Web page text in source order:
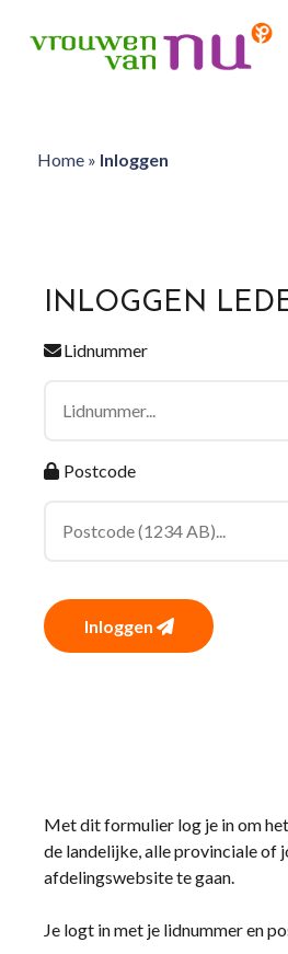
Home» Inloggen
INLOGGEN
Lidnummer
Postcode
Inloggen
Met dit formulier log je in om
de landelijke, alle provinciale of
afdelingswebsite te gaan.
Je logt in met je lidnummer en